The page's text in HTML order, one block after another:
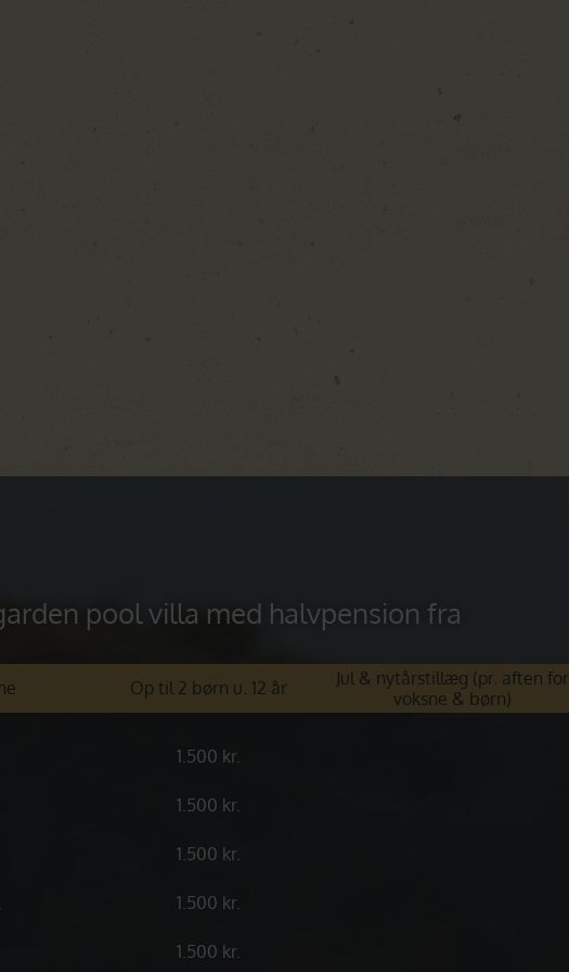
pool villa med halvpension fra
Op til 2 børn u. 12 år
Jul & nytårstillæg (pr. aften for
voksne & børn)
1.500 kr.
1.500 kr.
1.500 kr.
1.500 kr.
1.500 kr.